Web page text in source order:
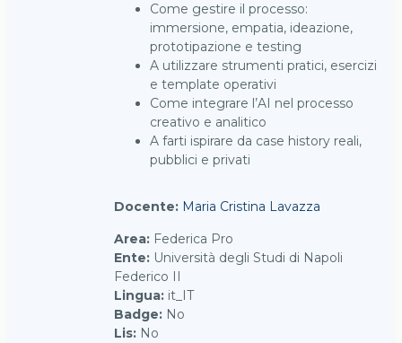
Come gestire il processo:
immersione, empatia, ideazione,
prototipazione e testing
A utilizzare strumenti pratici, esercizi
e template operativi
Come integrare l’AI nel processo
creativo e analitico
A farti ispirare da case history reali,
pubblici e privati
Docente: Maria Cristina Lavazza
Area: Federica Pro
Ente: Università degli Studi di Napoli
Federico II
Lingua: it_IT
Badge: No
Lis: No